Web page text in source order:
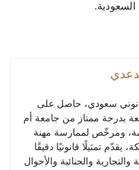
السعودية.
سعودي، حاصل على
بدرجة ممتاز من جامعة أم
ومرخّص لممارسة مهنة
يقدّم تمثيلًا قانونيًا دقيقًا
والجنائية والأحوال